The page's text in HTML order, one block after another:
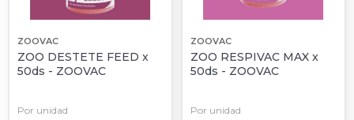
ZOOVAC
ZOO DESTETE FEED x
50ds - ZOOVAC
Por unidad
ZOOVAC
ZOO RESPIVAC MAX x
50ds - ZOOVAC
Por unidad